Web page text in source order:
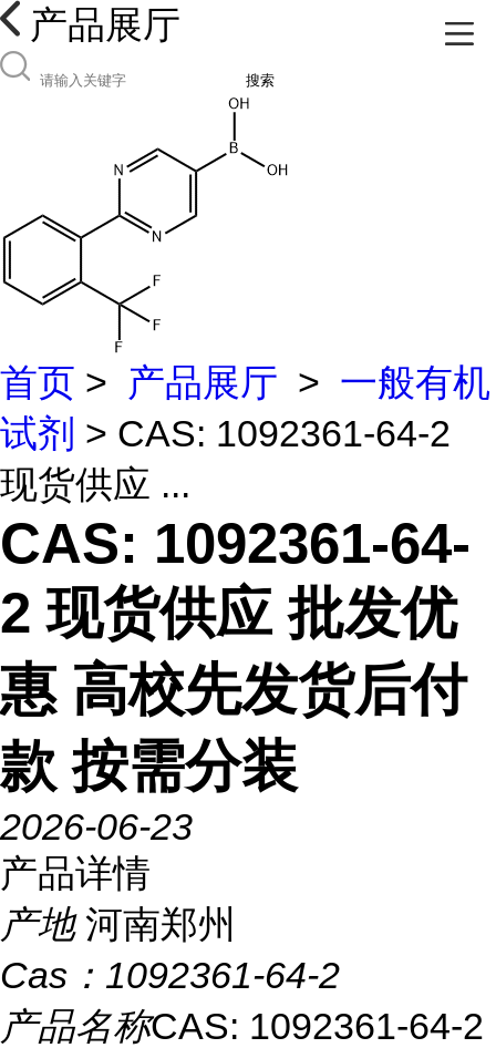
产品展厅
搜索
首页 > 产品展厅 > 一般有机
试剂 > CAS: 1092361-64-2
现货供应 ...
CAS: 1092361-64-
2 现货供应 批发优
惠 高校先发货后付
款 按需分装
2026-06-23
产品详情
产地 河南郑州
Cas： 1092361-64-2
产品名称CAS: 1092361-64-2